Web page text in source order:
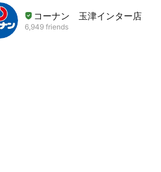
コーナン 玉津インター店
6,949 friends